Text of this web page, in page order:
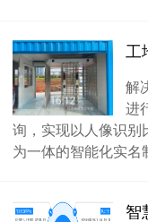
工
解
进
询，实现以人像识别
为一体的智能化实名
智